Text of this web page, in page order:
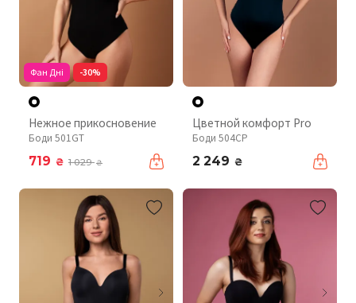
Фан Дні -30%
Нежное прикосновение
Боди 501GT
719 ₴ 1 029₴
Цветной комфорт Pro
Боди 504CP
2 249 ₴